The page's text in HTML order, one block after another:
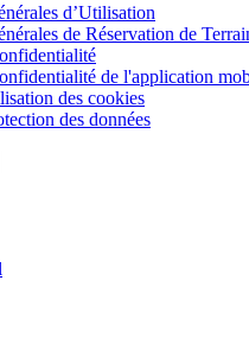
d’Utilisation
de Réservation de
de l'application
des cookies
des données